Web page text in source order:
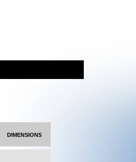
dimensions